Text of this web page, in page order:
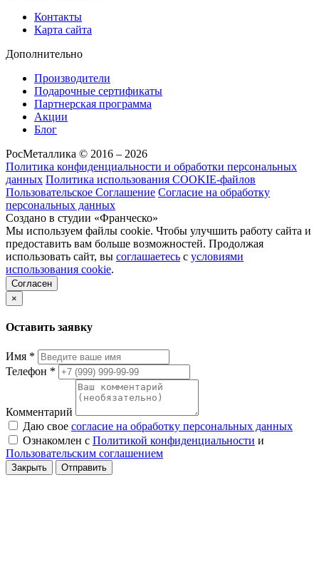
Контакты
Карта сайта
Дополнительно
Производители
Подарочные сертификаты
Партнерская программа
Акции
Блог
РосМеталлика © 2016 – 2026
Политика конфиденциальности и обработки персональных
данных Политика использования COOKIE-файлов
Пользовательское Соглашение Согласие на обработку
персональных данных
Создано в студии «Франческо»
Мы используем файлы cookie. Чтобы улучшить работу сайта и
предоставить вам больше возможностей. Продолжая
использовать сайт, вы соглашаетесь с условиями
использования cookie.
Согласен
×
Оставить заявку
Имя *
Телефон *
Комментарий
Даю свое согласие на обработку персональных данных
Ознакомлен с Политикой конфиденциальности и
Пользовательским соглашением
Закрыть Отправить